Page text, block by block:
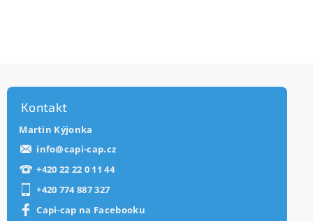
Kontakt
Martin Kýjonka
info@capi-cap.cz
+420 22 22 0 11 44
+420 774 887 327
Capi-cap na Facebooku